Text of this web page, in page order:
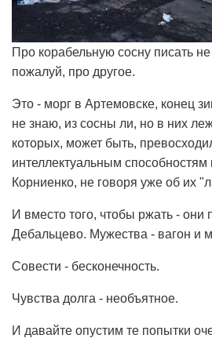
Про корабельную сосну писать
пожалуй, про другое.
Это - морг в Артемовске, конец
не знаю, из сосны ли, но в них
которых, может быть,
интеллектуальным
Корниенко, не говоря уже об их
И вместо того, чтобы ржать - они
Дебальцево. Мужества - вагон и
Совести - бесконечность.
Чувства долга - необъятное.
И давайте опустим те попытки